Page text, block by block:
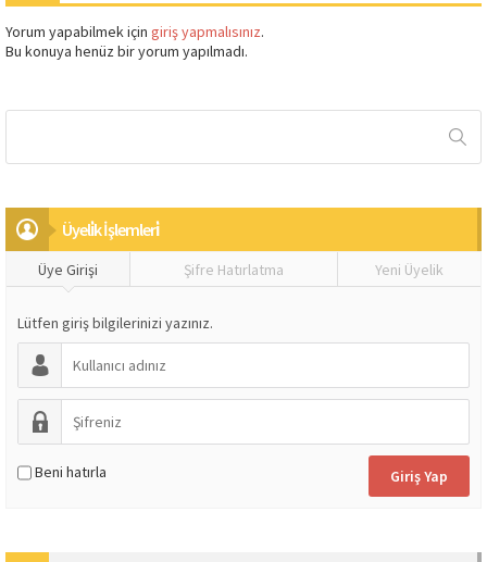
Yorum yapabilmek için giriş yapmalısınız.
Bu konuya henüz bir yorum yapılmadı.
Üyeli̇k İşlemleri̇
Üye Girişi Şifre Hatırlatma Yeni Üyelik
Lütfen giriş bilgilerinizi yazınız.
Beni hatırla